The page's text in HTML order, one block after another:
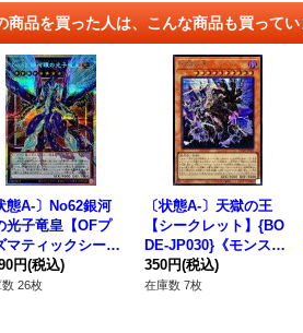
商品を買った人は、こんな商品も買ってい
態A-〕No62銀河
光子竜皇【OFプ
マティックシーク
ト】{LOSP-JP01
エクシーズ》
円(税込)
26枚
〔状態A-〕天獄の王
【シークレット】{BO
DE-JP030}《モンスタ
ー》
350円(税込)
在庫数 7枚